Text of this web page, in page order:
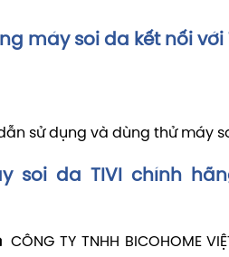
máy soi da kết nối với
sử dụng và dùng thử máy
soi da TIVI chính
CÔNG TY TNHH BICOHOME